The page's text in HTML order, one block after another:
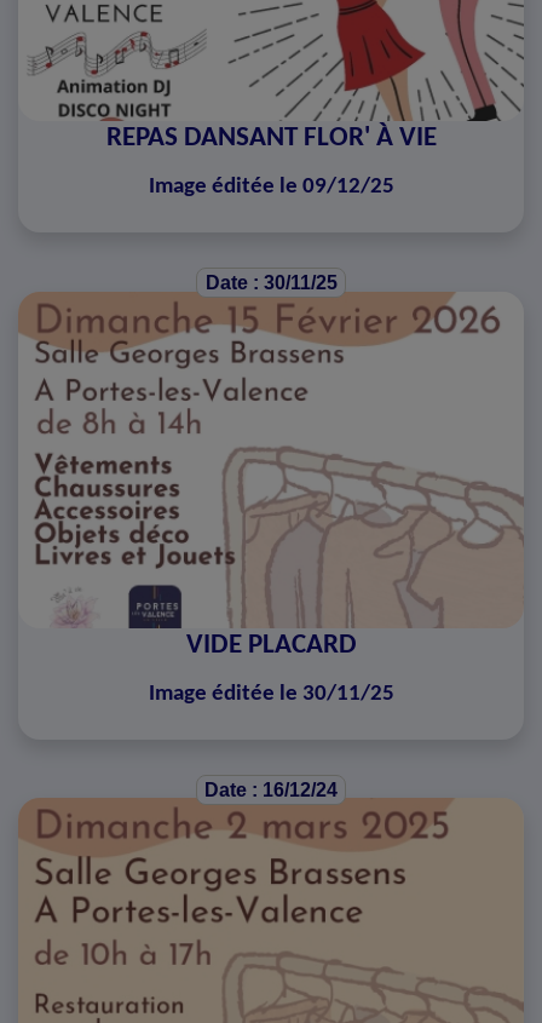
REPAS DANSANT FLOR' À VIE
Image éditée le 09/12/25
Date : 30/11/25
VIDE PLACARD
Image éditée le 30/11/25
Date : 16/12/24